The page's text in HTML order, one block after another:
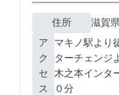
住所
滋賀
ア
ク
セ
ス
マキノ駅より
ターチェンジ
木之本インタ
０分